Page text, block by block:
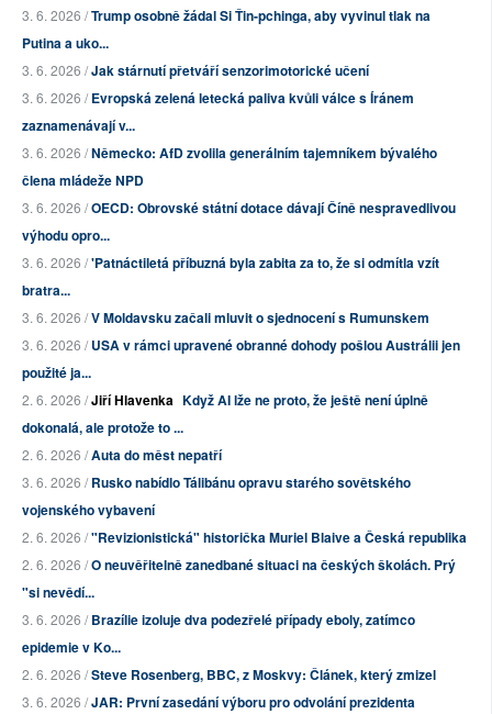
3. 6. 2026 /Trump osobně žádal Si Ťin-pchinga, aby vyvinul tlak na
Putina a uko...
3. 6. 2026 /Jak stárnutí přetváří senzorimotorické učení
3. 6. 2026 /Evropská zelená letecká paliva kvůli válce s Íránem
zaznamenávají v...
3. 6. 2026 /Německo: AfD zvolila generálním tajemníkem bývalého
člena mládeže NPD
3. 6. 2026 /OECD: Obrovské státní dotace dávají Číně nespravedlivou
výhodu opro...
3. 6. 2026 /'Patnáctiletá příbuzná byla zabita za to, že si odmítla vzít
bratra...
3. 6. 2026 /V Moldavsku začali mluvit o sjednocení s Rumunskem
3. 6. 2026 /USA v rámci upravené obranné dohody pošlou Austrálii jen
použité ja...
2. 6. 2026 /Jiří Hlavenka Když AI lže ne proto, že ještě není úplně
dokonalá, ale protože to ...
2. 6. 2026 /Auta do měst nepatří
3. 6. 2026 /Rusko nabídlo Tálibánu opravu starého sovětského
vojenského vybavení
2. 6. 2026 /"Revizionistická" historička Muriel Blaive a Česká republika
2. 6. 2026 /O neuvěřitelně zanedbané situaci na českých školách. Prý
"si nevědí...
3. 6. 2026 /Brazílie izoluje dva podezřelé případy eboly, zatímco
epidemie v Ko...
2. 6. 2026 /Steve Rosenberg, BBC, z Moskvy: Článek, který zmizel
3. 6. 2026 /JAR: První zasedání výboru pro odvolání prezidenta